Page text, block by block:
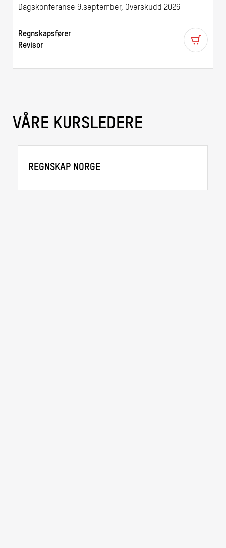
Dagskonferanse 9.september, Overskudd 2026
Regnskapsfører
Revisor
VÅRE KURSLEDERE
REGNSKAP NORGE